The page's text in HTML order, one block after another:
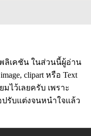
ลิเคชัน ในส่วนนี้ผู้อ่าน
clipart หรือ Text
ไว้เลยครับ เพราะ
ปรับแต่งจนหนำใจแล้ว